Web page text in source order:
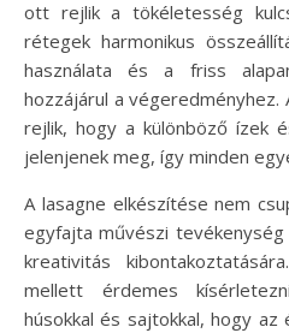
ott rejlik a tökéletesség
rétegek harmonikus
használata és a friss
hozzájárul a végeredményhez.
rejlik, hogy a különböző ízek
jelenjenek meg, így minden
A lasagne elkészítése nem
egyfajta művészi
kreativitás
mellett érdemes
húsokkal és sajtokkal, hogy